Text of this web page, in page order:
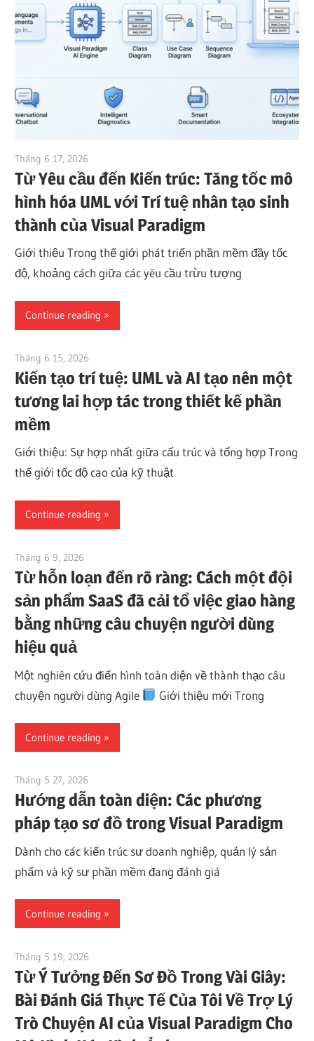
Tháng 6 17, 2026
Từ Yêu cầu đến Kiến trúc: Tăng tốc mô
hình hóa UML với Trí tuệ nhân tạo sinh
thành của Visual Paradigm
Giới thiệu Trong thế giới phát triển phần mềm đầy tốc
độ, khoảng cách giữa các yêu cầu trừu tượng
Continue reading
Tháng 6 15, 2026
Kiến tạo trí tuệ: UML và AI tạo nên một
tương lai hợp tác trong thiết kế phần
mềm
Giới thiệu: Sự hợp nhất giữa cấu trúc và tổng hợp Trong
thế giới tốc độ cao của kỹ thuật
Continue reading
Tháng 6 9, 2026
Từ hỗn loạn đến rõ ràng: Cách một đội
sản phẩm SaaS đã cải tổ việc giao hàng
bằng những câu chuyện người dùng
hiệu quả
Một nghiên cứu điển hình toàn diện về thành thạo câu
chuyện người dùng Agile
Giới thiệu mới Trong
Continue reading
Tháng 5 27, 2026
Hướng dẫn toàn diện: Các phương
pháp tạo sơ đồ trong Visual Paradigm
Dành cho các kiến trúc sư doanh nghiệp, quản lý sản
phẩm và kỹ sư phần mềm đang đánh giá
Continue reading
Tháng 5 19, 2026
Từ Ý Tưởng Đến Sơ Đồ Trong Vài Giây:
Bài Đánh Giá Thực Tế Của Tôi Về Trợ Lý
Trò Chuyện AI của Visual Paradigm Cho